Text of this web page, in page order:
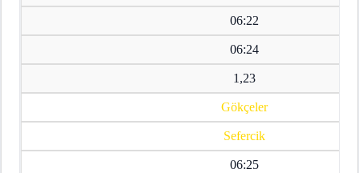
06:22
06:24
1,23
Gökçeler
Sefercik
06:25